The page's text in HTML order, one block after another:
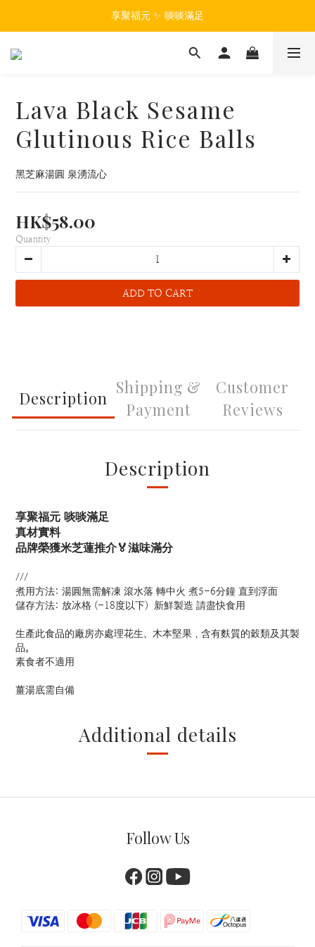
享聚福元 ✨ 啖啖滿足
Lava Black Sesame
Glutinous Rice Balls
黑芝麻湯圓 泉湧流心
HK$58.00
Quantity
ADD TO CART
Description
Shipping &
Payment
Customer
Reviews
Description
享聚福元 啖啖滿足
真材實料
品牌榮獲米芝蓮推介🏅滋味滿分
///
煮用方法: 湯圓無需解凍 滾水落 轉中火 煮5-6分鐘 直到浮面
儲存方法: 放冰格 (-18度以下) 新鮮製造 請盡快食用
生產此食品的廠房亦處理花生、木本堅果，含有麩質的穀類及其製
品。
素食者不適用
薑湯底需自備
Additional details
Follow Us